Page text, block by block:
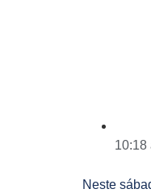
10:18
Neste